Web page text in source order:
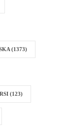
(1373)
(123)